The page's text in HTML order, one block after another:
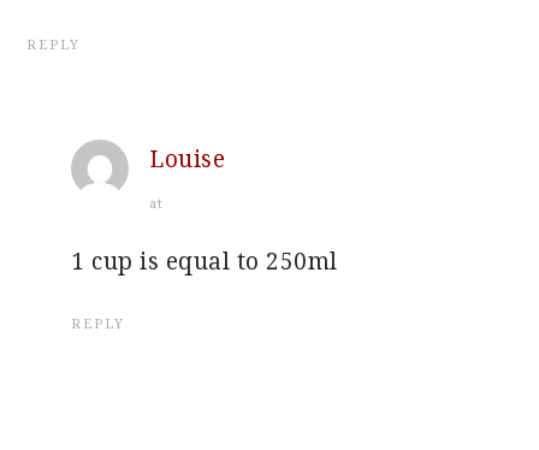
REPLY
Louise
at
1 cup is equal to 250ml
REPLY